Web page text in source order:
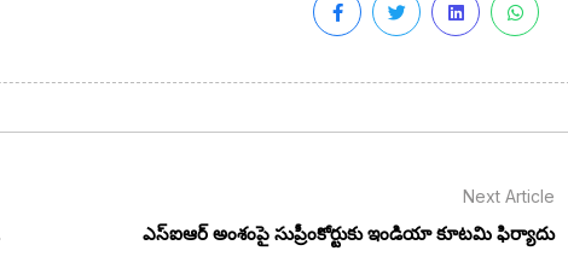
Next Article
ఎస్‌ఐఆర్ అంశంపై సుప్రీంకోర్టుకు ఇండియా కూటమి ఫిర్యాదు